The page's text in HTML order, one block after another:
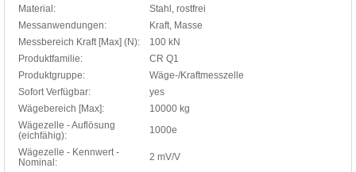
Material:
Stahl, rostfrei
Messanwendungen:
Kraft, Masse
Messbereich Kraft [Max] (N):
100 kN
Produktfamilie:
CR Q1
Produktgruppe:
Wäge-/Kraftmesszelle
Sofort Verfügbar:
yes
Wägebereich [Max]:
10000 kg
Wägezelle - Auflösung
(eichfähig):
1000e
Wägezelle - Kennwert -
Nominal:
2 mV/V